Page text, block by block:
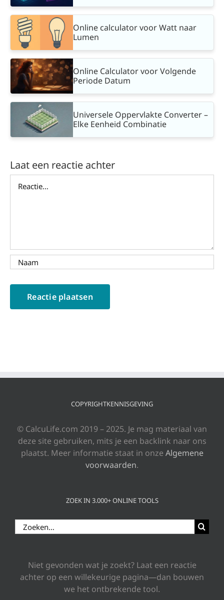
Online calculator voor Watt naar
Lumen
Online Calculator voor Volgende
Periode Datum
Universele Oppervlakte Converter –
Elke Eenheid Combinatie
Laat een reactie achter
COPYRIGHTKENNISGEVING
© CalcuLife.com 2019 – 2025. Je mag materiaal van
deze site gebruiken, mits je een backlink naar ons
plaatst. Meer informatie staat in onze Algemene
voorwaarden.
ZOEK IN 3.000+ ONLINE TOOLS
Zoeken
naar:
Niet gevonden wat je zoekt? Laat een reactie
achter op een willekeurige pagina—dan bouwen
we het ontbrekende tool.